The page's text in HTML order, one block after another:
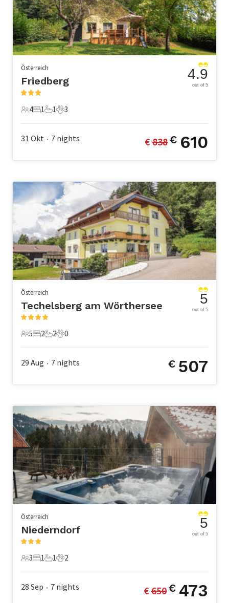
Österreich
Friedberg
4 Gäste
4
1 Schlafzimmer
1
1 Badezimmer
1
3 Haustiere
3
4.9
out of 5
31 Okt • 7 nights € 838€ 610
Österreich
Techelsberg am Wörthersee
5 Gäste
5
2 Schlafzimmer
2
2 Badezimmer
2
0 Haustiere
0
5
out of 5
29 Aug • 7 nights € 507
Österreich
Niederndorf
3 Gäste
3
1 Schlafzimmer
1
1 Badezimmer
1
2 Haustiere
2
5
out of 5
28 Sep • 7 nights € 650€ 473